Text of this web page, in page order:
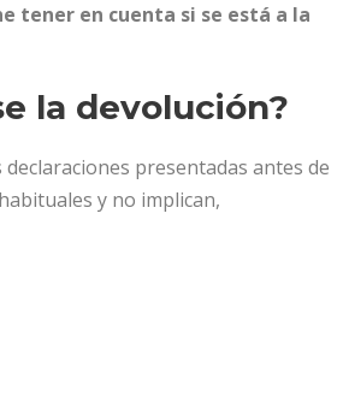
tener en cuenta si se está a la
la devolución?
presentadas antes de
y no implican,